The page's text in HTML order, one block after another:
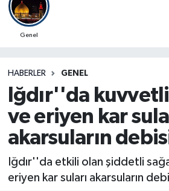
Genel
HABERLER GENEL
Iğdır''da
ve eriyen kar
akarsuların
Iğdır''da etkili olan şiddetli
eriyen kar suları akarsuların
Süper Lig Puan Durumu ve
Son Dakika Haberleri
Haber Arşivi